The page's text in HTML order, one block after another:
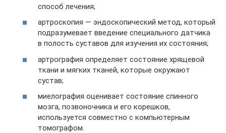
способ лечения;
артроскопия — эндоскопический метод, который
подразумевает введение специального датчика
в полость суставов для изучения их состояния;
артрография определяет состояние хрящевой
ткани и мягких тканей, которые окружают
сустав;
миелография оценивает состояние спинного
мозга, позвоночника и его корешков,
используется совместно с компьютерным
томографом.